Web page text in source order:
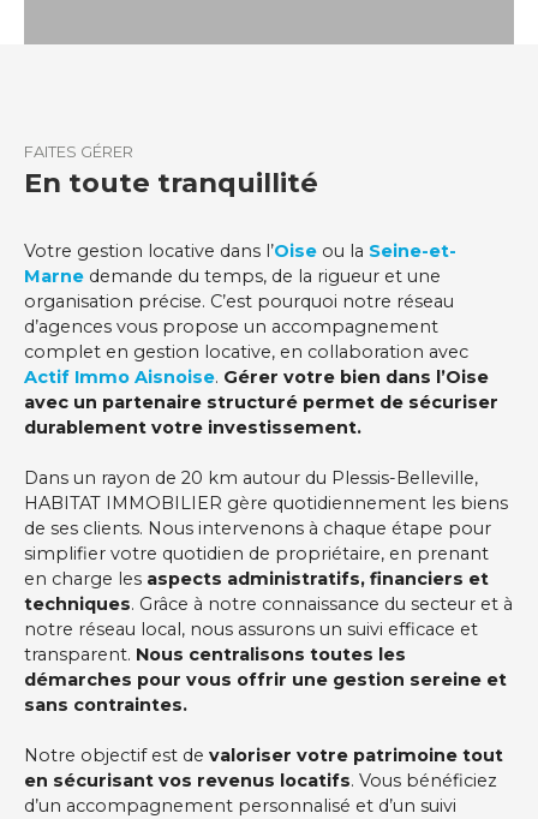
FAITES GÉRER
En toute tranquillité
Votre gestion locative dans l’Oise ou la Seine-et-
Marne demande du temps, de la rigueur et une
organisation précise. C’est pourquoi notre réseau
d’agences vous propose un accompagnement
complet en gestion locative, en collaboration avec
Actif Immo Aisnoise. Gérer votre bien dans l’Oise
avec un partenaire structuré permet de sécuriser
durablement votre investissement.
Dans un rayon de 20 km autour du Plessis-Belleville,
HABITAT IMMOBILIER gère quotidiennement les biens
de ses clients. Nous intervenons à chaque étape pour
simplifier votre quotidien de propriétaire, en prenant
en charge les aspects administratifs, financiers et
techniques. Grâce à notre connaissance du secteur et à
notre réseau local, nous assurons un suivi efficace et
transparent. Nous centralisons toutes les
démarches pour vous offrir une gestion sereine et
sans contraintes.
Notre objectif est de valoriser votre patrimoine tout
en sécurisant vos revenus locatifs. Vous bénéficiez
d’un accompagnement personnalisé et d’un suivi